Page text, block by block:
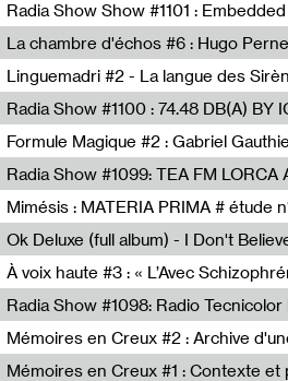
Jimmy Peggie,radioart106
La chambre d'échos #6 : Hugo
Revue Les Chambres,Hugo Pernet
Linguemadri #2 - La langue des
Meris Angioletti
radio x
Formule Magique #2 : Gabriel
Nathalie Lacroix,Gabriel Gauthier
TEAFM
Francesco Russo,Scuola della Crisi
À voix haute #3 : « L’Avec
Radio Orange 94.0
Sophie Auger-Grappin